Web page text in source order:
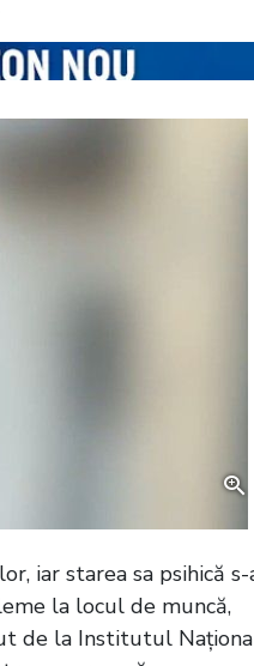
iar starea sa psihică s-
la locul de muncă,
de la Institutul